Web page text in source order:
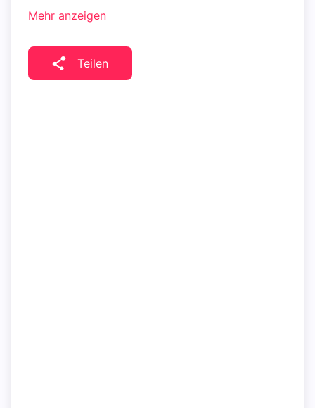
Mehr anzeigen
Teilen